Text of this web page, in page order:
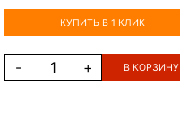
КУПИТЬ В 1 КЛИК
- + В КОРЗИНУ